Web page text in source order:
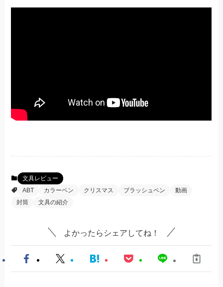
文具レビュー
ABT
カラーペン クリスマス ブラッシュペン
動画
封筒
文具の紹介
よかったらシェアしてね！